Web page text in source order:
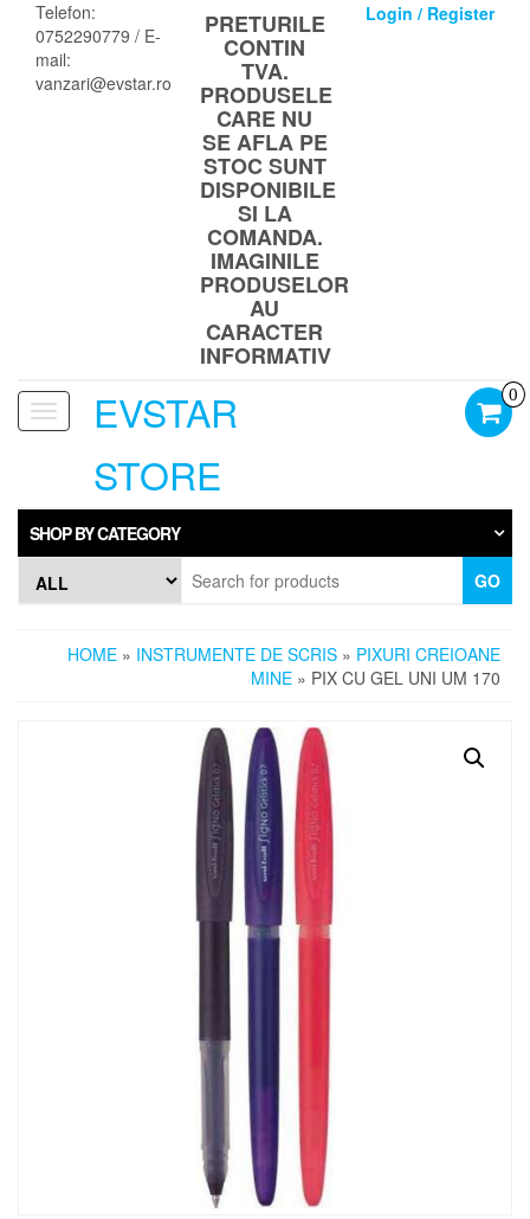
content
Telefon:
0752290779 / E-
mail:
vanzari@evstar.ro
PRETURILE
CONTIN
TVA.
PRODUSELE
CARE NU
SE AFLA PE
STOC SUNT
DISPONIBILE
SI LA
COMANDA.
IMAGINILE
PRODUSELOR
AU
CARACTER
INFORMATIV
Login / Register
Toggle
navigationEVSTAR
STORE
0
SHOP BY CATEGORY
GO
HOME » INSTRUMENTE DE SCRIS » PIXURI CREIOANE
MINE » PIX CU GEL UNI UM 170